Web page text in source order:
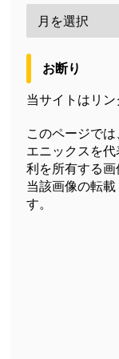
お断り
当サイトはリン
このページで
エニックスを
利を所有する画
当該画像の転
す。